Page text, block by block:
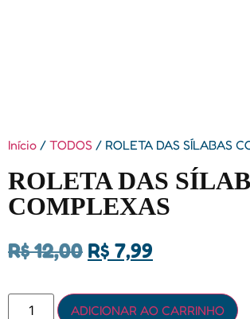
Início / TODOS / ROLETA DAS SÍLABAS
ROLETA DAS
COMPLEXAS
R$12,00 R$ 7,99
ADICIONAR AO CARRINHO